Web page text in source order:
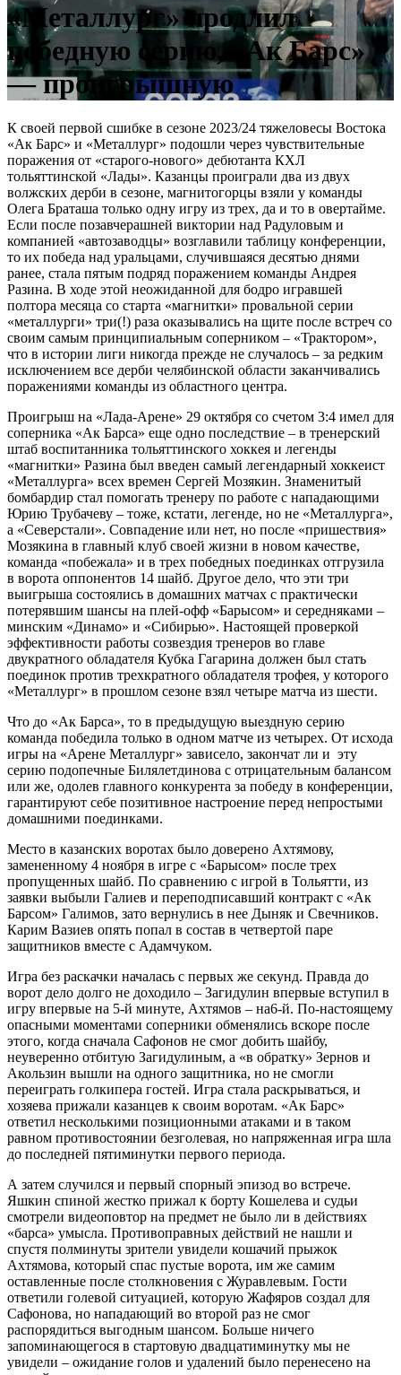
«Металлург» продлил
победную серию, «Ак Барс»
— проигрышную
К своей первой сшибке в сезоне 2023/24 тяжеловесы Востока
«Ак Барс» и «Металлург» подошли через чувствительные
поражения от «старого-нового» дебютанта КХЛ
тольяттинской «Лады». Казанцы проиграли два из двух
волжских дерби в сезоне, магнитогорцы взяли у команды
Олега Браташа только одну игру из трех, да и то в овертайме.
Если после позавчерашней виктории над Радуловым и
компанией «автозаводцы» возглавили таблицу конференции,
то их победа над уральцами, случившаяся десятью днями
ранее, стала пятым подряд поражением команды Андрея
Разина. В ходе этой неожиданной для бодро игравшей
полтора месяца со старта «магнитки» провальной серии
«металлурги» три(!) раза оказывались на щите после встреч со
своим самым принципиальным соперником – «Трактором»,
что в истории лиги никогда прежде не случалось – за редким
исключением все дерби челябинской области заканчивались
поражениями команды из областного центра.
Проигрыш на «Лада-Арене» 29 октября со счетом 3:4 имел для
соперника «Ак Барса» еще одно последствие – в тренерский
штаб воспитанника тольяттинского хоккея и легенды
«магнитки» Разина был введен самый легендарный хоккеист
«Металлурга» всех времен Сергей Мозякин. Знаменитый
бомбардир стал помогать тренеру по работе с нападающими
Юрию Трубачеву – тоже, кстати, легенде, но не «Металлурга»,
а «Северстали». Совпадение или нет, но после «пришествия»
Мозякина в главный клуб своей жизни в новом качестве,
команда «побежала» и в трех победных поединках отгрузила
в ворота оппонентов 14 шайб. Другое дело, что эти три
выигрыша состоялись в домашних матчах с практически
потерявшим шансы на плей-офф «Барысом» и середняками –
минским «Динамо» и «Сибирью». Настоящей проверкой
эффективности работы созвездия тренеров во главе
двукратного обладателя Кубка Гагарина должен был стать
поединок против трехкратного обладателя трофея, у которого
«Металлург» в прошлом сезоне взял четыре матча из шести.
Что до «Ак Барса», то в предыдущую выездную серию
команда победила только в одном матче из четырех. От исхода
игры на «Арене Металлург» зависело, закончат ли и эту
серию подопечные Билялетдинова с отрицательным балансом
или же, одолев главного конкурента за победу в конференции,
гарантируют себе позитивное настроение перед непростыми
домашними поединками.
Место в казанских воротах было доверено Ахтямову,
замененному 4 ноября в игре с «Барысом» после трех
пропущенных шайб. По сравнению с игрой в Тольятти, из
заявки выбыли Галиев и переподписавший контракт с «Ак
Барсом» Галимов, зато вернулись в нее Дыняк и Свечников.
Карим Вазиев опять попал в состав в четвертой паре
защитников вместе с Адамчуком.
Игра без раскачки началась с первых же секунд. Правда до
ворот дело долго не доходило – Загидулин впервые вступил в
игру впервые на 5-й минуте, Ахтямов – на6-й. По-настоящему
опасными моментами соперники обменялись вскоре после
этого, когда сначала Сафонов не смог добить шайбу,
неуверенно отбитую Загидулиным, а «в обратку» Зернов и
Акользин вышли на одного защитника, но не смогли
переиграть голкипера гостей. Игра стала раскрываться, и
хозяева прижали казанцев к своим воротам. «Ак Барс»
ответил несколькими позиционными атаками и в таком
равном противостоянии безголевая, но напряженная игра шла
до последней пятиминутки первого периода.
А затем случился и первый спорный эпизод во встрече.
Яшкин спиной жестко прижал к борту Кошелева и судьи
смотрели видеоповтор на предмет не было ли в действиях
«барса» умысла. Противоправных действий не нашли и
спустя полминуты зрители увидели кошачий прыжок
Ахтямова, который спас пустые ворота, им же самим
оставленные после столкновения с Журавлевым. Гости
ответили голевой ситуацией, которую Жафяров создал для
Сафонова, но нападающий во второй раз не смог
распорядиться выгодным шансом. Больше ничего
запоминающегося в стартовую двадцатиминутку мы не
увидели – ожидание голов и удалений было перенесено на